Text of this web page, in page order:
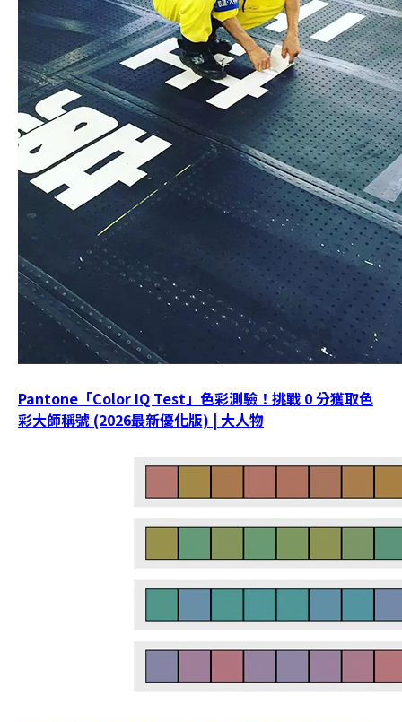
Pantone「Color IQ Test」色彩測驗！挑戰 0 分獲取色
彩大師稱號 (2026最新優化版) | 大人物